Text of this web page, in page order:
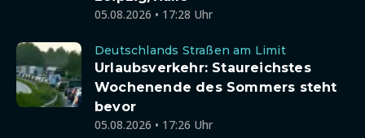
05.08.2026 • 17:28 Uhr
Deutschlands Straßen am Limit
Urlaubsverkehr: Staureichstes
Wochenende des Sommers steht
bevor
05.08.2026 • 17:26 Uhr